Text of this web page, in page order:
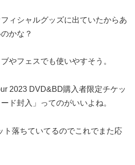
ィシャルグッズに出ていたからあ
かな？
やフェスでも使いやすそう。
2023 DVD&BD購入者限定チケッ
ド封入」ってのがいいよね。
ト落ちていてるのでこれでまた応